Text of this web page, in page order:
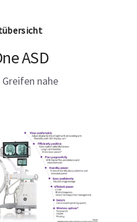
ASD
nahe